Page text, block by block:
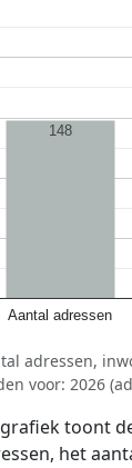
Aantal adressen
148
adressen,
voor: 2026
toont
het